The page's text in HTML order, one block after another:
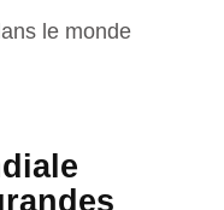
le monde